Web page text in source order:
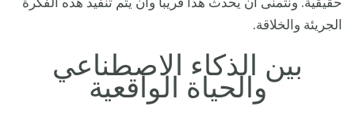
حقيقية. ونتمنى أن يحدث هذا قريباً وأن يتم تنفيذ هذه الفكرة
الجريئة والخلاقة.
بين الذكاء الاصطناعي
والحياة الواقعية